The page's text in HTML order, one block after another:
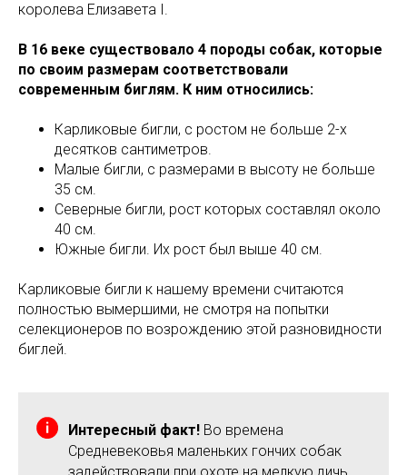
королева Елизавета I.
В 16 веке существовало 4 породы собак, которые
по своим размерам соответствовали
современным биглям. К ним относились:
Карликовые бигли, с ростом не больше 2-х
десятков сантиметров.
Малые бигли, с размерами в высоту не больше
35 см.
Северные бигли, рост которых составлял около
40 см.
Южные бигли. Их рост был выше 40 см.
Карликовые бигли к нашему времени считаются
полностью вымершими, не смотря на попытки
селекционеров по возрождению этой разновидности
биглей.
Интересный факт! Во времена
Средневековья маленьких гончих собак